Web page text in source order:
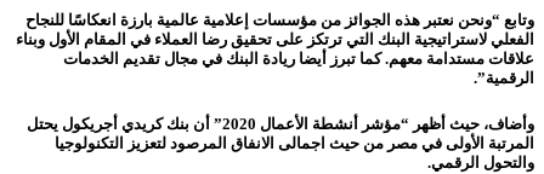
وتابع “ونحن نعتبر هذه الجوائز من مؤسسات إعلامية عالمية بارزة انعكاسًا للنجاح
الفعلي لاستراتيجية البنك التي ترتكز على تحقيق رضا العملاء في المقام الأول وبناء
علاقات مستدامة معهم. كما تبرز أيضا ريادة البنك في مجال تقديم الخدمات
الرقمية”.
وأضاف، حيث أظهر “مؤشر أنشطة الأعمال 2020” أن بنك كريدي أجريكول يحتل
المرتبة الأولى في مصر من حيث اجمالى الانفاق المرصود لتعزيز التكنولوجيا
والتحول الرقمي.